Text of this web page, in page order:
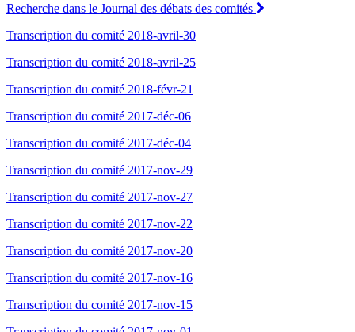
Recherche dans le Journal des débats des comités
Transcription du comité 2018-avril-30
Transcription du comité 2018-avril-25
Transcription du comité 2018-févr-21
Transcription du comité 2017-déc-06
Transcription du comité 2017-déc-04
Transcription du comité 2017-nov-29
Transcription du comité 2017-nov-27
Transcription du comité 2017-nov-22
Transcription du comité 2017-nov-20
Transcription du comité 2017-nov-16
Transcription du comité 2017-nov-15